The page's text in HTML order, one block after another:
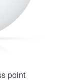
point